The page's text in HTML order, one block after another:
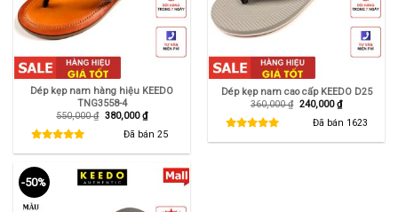
Dép kẹp nam hàng hiệu KEEDO
TNG3558-4
550,000₫ Giá
380,000₫Giá
hiện
tại
Đã bán 25
Dép kẹp nam cao cấp KEEDO D25
360,000₫ Giá
240,000₫Giá
hiện
tại
Đã bán 1623
-50%